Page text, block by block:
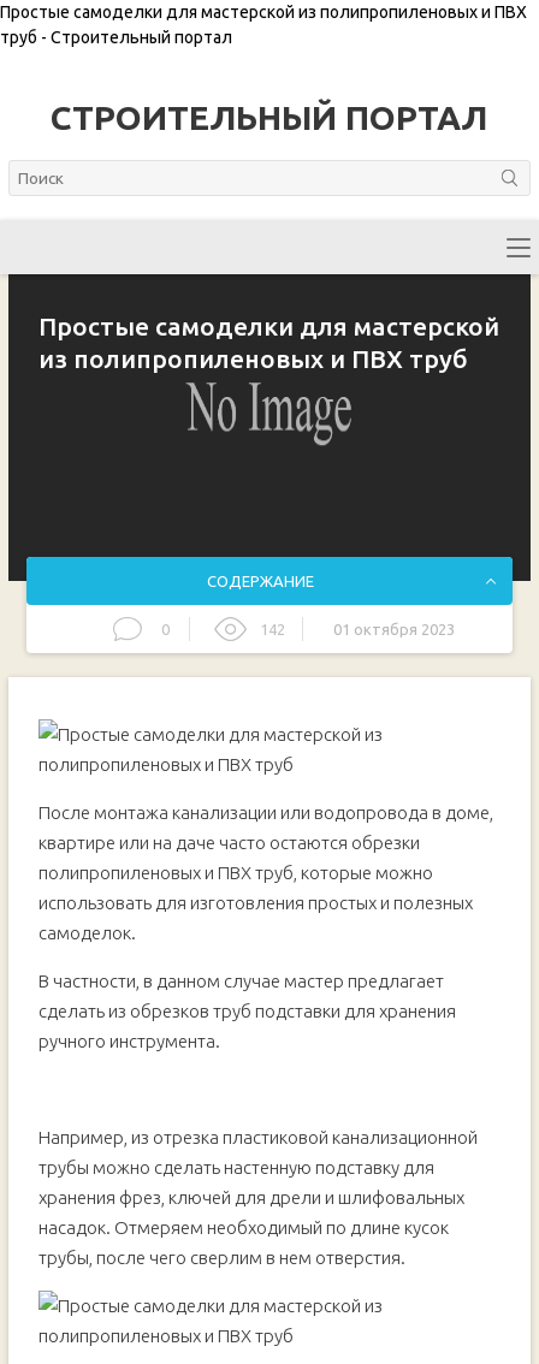
Простые самоделки для мастерской из полипропиленовых и ПВХ
труб - Строительный портал
СТРОИТЕЛЬНЫЙ ПОРТАЛ
Простые самоделки для мастерской
из полипропиленовых и ПВХ труб
СОДЕРЖАНИЕ
0 142 01 октября 2023
После монтажа канализации или водопровода в доме,
квартире или на даче часто остаются обрезки
полипропиленовых и ПВХ труб, которые можно
использовать для изготовления простых и полезных
самоделок.
В частности, в данном случае мастер предлагает
сделать из обрезков труб подставки для хранения
ручного инструмента.
Например, из отрезка пластиковой канализационной
трубы можно сделать настенную подставку для
хранения фрез, ключей для дрели и шлифовальных
насадок. Отмеряем необходимый по длине кусок
трубы, после чего сверлим в нем отверстия.